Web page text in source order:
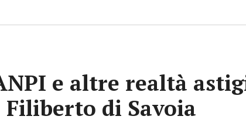
e altre realtà
di Savoia